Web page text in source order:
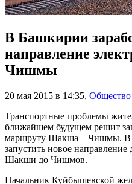
В Башкирии
направление
Чишмы
20 мая 2015 в 14:35, Общество
Транспортные проблемы
ближайшем будущем решит
маршруту Шакша – Чишмы. В
запустить новое
Шакши до Чишмов.
Начальник Куйбышевской